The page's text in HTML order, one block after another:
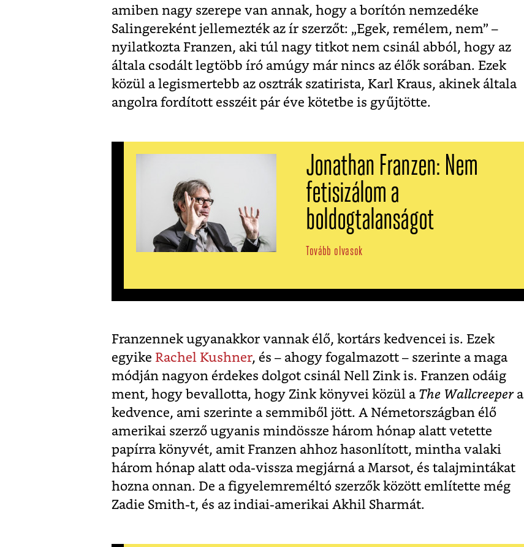
amiben nagy szerepe van annak, hogy a borítón nemzedéke
Salingereként jellemezték az ír szerzőt: „Egek, remélem, nem” –
nyilatkozta Franzen, aki túl nagy titkot nem csinál abból, hogy az
általa csodált legtöbb író amúgy már nincs az élők sorában. Ezek
közül a legismertebb az osztrák szatirista, Karl Kraus, akinek általa
angolra fordított esszéit pár éve kötetbe is gyűjtötte.
Jonathan Franzen: Nem
fetisizálom a
boldogtalanságot
Tovább olvasok
Franzennek ugyanakkor vannak élő, kortárs kedvencei is. Ezek
egyike Rachel Kushner, és – ahogy fogalmazott – szerinte a maga
módján nagyon érdekes dolgot csinál Nell Zink is. Franzen odáig
ment, hogy bevallotta, hogy Zink könyvei közül a The Wallcreepera
kedvence, ami szerinte a semmiből jött. A Németországban élő
amerikai szerző ugyanis mindössze három hónap alatt vetette
papírra könyvét, amit Franzen ahhoz hasonlított, mintha valaki
három hónap alatt oda-vissza megjárná a Marsot, és talajmintákat
hozna onnan. De a figyelemreméltó szerzők között említette még
Zadie Smith-t, és az indiai-amerikai Akhil Sharmát.